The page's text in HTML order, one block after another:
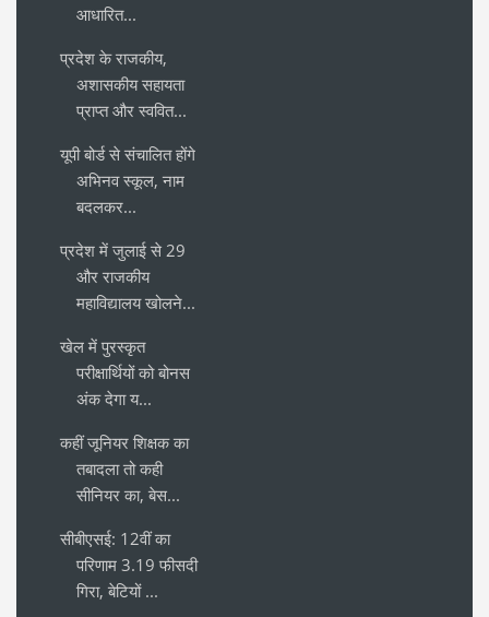
आधारित...
प्रदेश के राजकीय,
अशासकीय सहायता
प्राप्त और स्ववित...
यूपी बोर्ड से संचालित होंगे
अभिनव स्कूल, नाम
बदलकर...
प्रदेश में जुलाई से 29
और राजकीय
महाविद्यालय खोलने...
खेल में पुरस्कृत
परीक्षार्थियों को बोनस
अंक देगा य...
कहीं जूनियर शिक्षक का
तबादला तो कही
सीनियर का, बेस...
सीबीएसई: 12वीं का
परिणाम 3.19 फीसदी
गिरा, बेटियों ...